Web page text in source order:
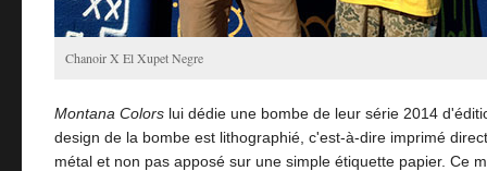
Chanoir X El Xupet Negre
Montana Colors lui dédie une bombe de leur série 2014
design de la bombe est lithographié, c'est-à-dire imprimé
métal et non pas apposé sur une simple étiquette papier. Ce